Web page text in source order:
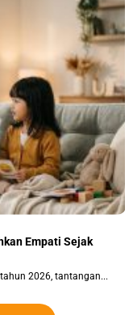
Empati Sejak
2026, tantangan...